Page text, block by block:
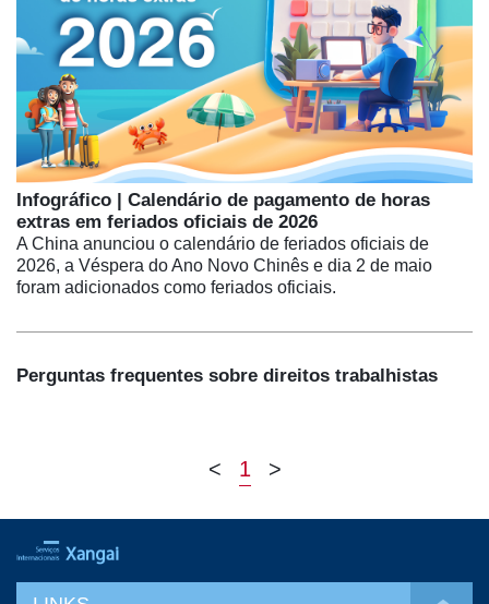
Infográfico | Calendário de pagamento de horas
extras em feriados oficiais de 2026
A China anunciou o calendário de feriados oficiais de
2026, a Véspera do Ano Novo Chinês e dia 2 de maio
foram adicionados como feriados oficiais.
Perguntas frequentes sobre direitos trabalhistas
< 1 >